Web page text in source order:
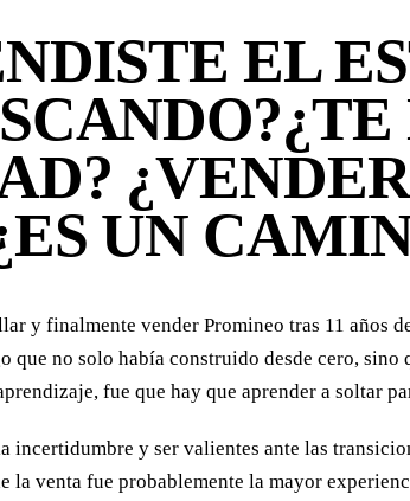
EL
UN
y finalmente vender Promineo tras 11 años
no solo había construido desde cero,
fue que hay que aprender a soltar
incertidumbre y ser valientes ante las
la venta fue probablemente la mayor